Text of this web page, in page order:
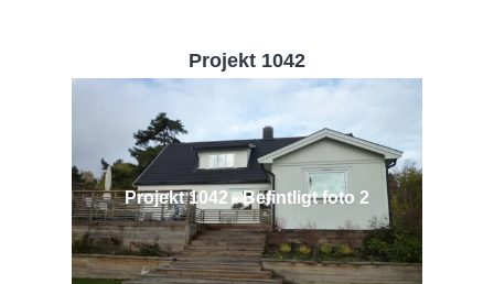
Projekt 1042
Projekt 1042 - Befintligt foto 2